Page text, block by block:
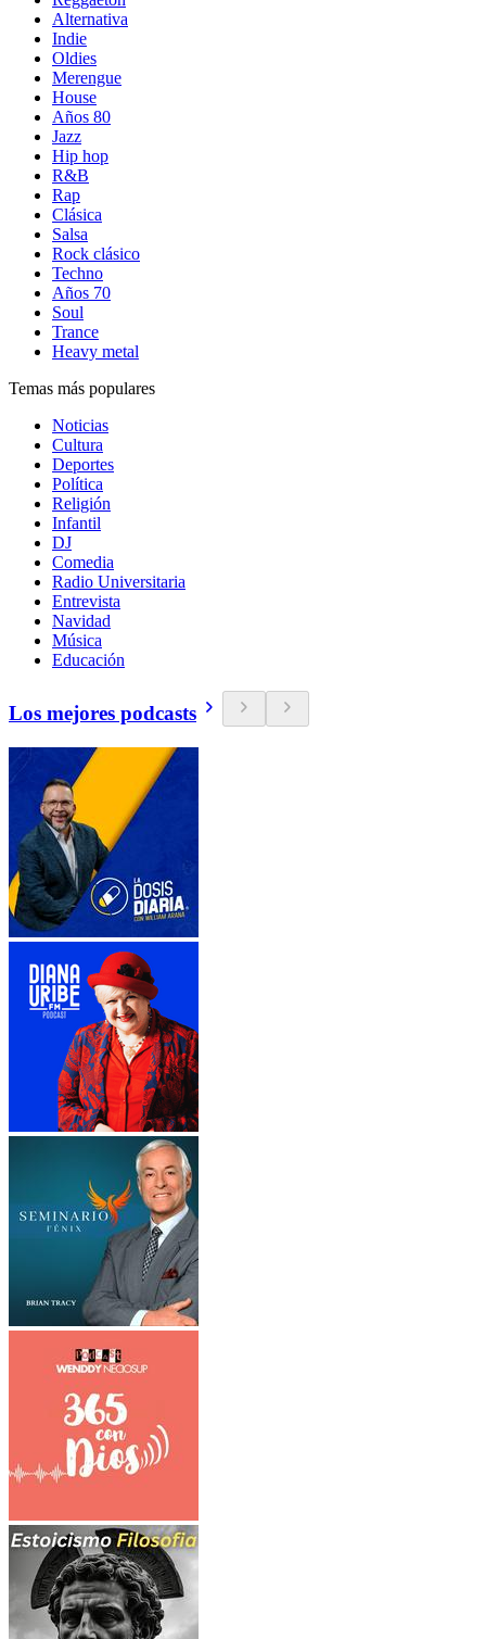
Alternativa
Indie
Oldies
Merengue
House
Años 80
Jazz
Hip hop
R&B
Rap
Clásica
Salsa
Rock clásico
Techno
Años 70
Soul
Trance
Heavy metal
Temas más populares
Noticias
Cultura
Deportes
Política
Religión
Infantil
DJ
Comedia
Radio Universitaria
Entrevista
Navidad
Música
Educación
Los mejores podcasts